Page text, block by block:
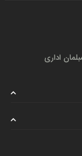
برای محیط کاری‌
کنیم؟
و جذاب، تأثیر
فضای کار مناسب و
اداری